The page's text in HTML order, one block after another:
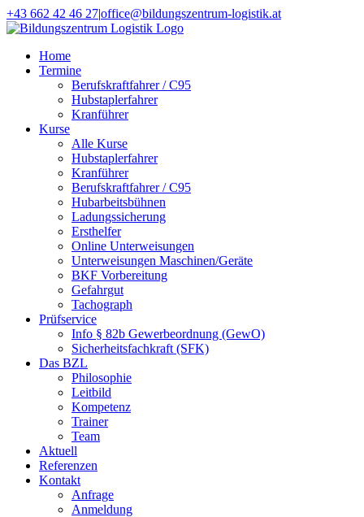
Zum
Inhalt
+43 662 42 46 27|office@bildungszentrum-logistik.at
Facebook
E-
Home
Termine
Berufskraftfahrer / C95
Hubstaplerfahrer
Kranführer
Kurse
Alle Kurse
Hubstaplerfahrer
Kranführer
Berufskraftfahrer / C95
Hubarbeitsbühnen
Ladungssicherung
Ersthelfer
Online Unterweisungen
Unterweisungen Maschinen/Geräte
BKF Vorbereitung
Gefahrgut
Tachograph
Prüfservice
Info § 82b Gewerbeordnung (GewO)
Sicherheitsfachkraft (SFK)
Das BZL
Philosophie
Leitbild
Kompetenz
Trainer
Team
Aktuell
Referenzen
Kontakt
Anfrage
Anmeldung